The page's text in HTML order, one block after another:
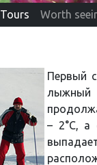
Tours Worth
Первый
лыжный
– 2°C, а